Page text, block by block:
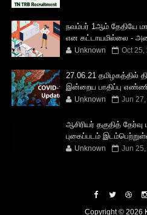
நவம்பர் 1ஆம் தேதியே
என கட்டாயமில்லை -
Unknown Oct 25,
27.06.21 தமிழகத்தில்
இன்றைய பாதிப்பு
Unknown Jun
ஆசிரியர் தகுதித்
புகைப்படம்
Unknown Jun
Copyright © 2026